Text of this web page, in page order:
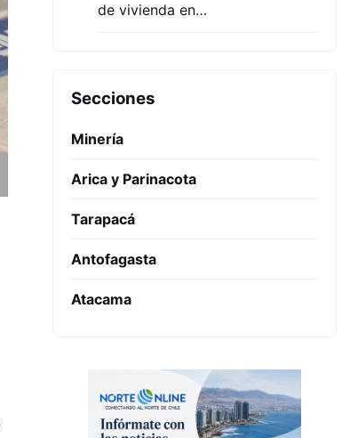
de vivienda en…
Secciones
Minería
Arica y Parinacota
Tarapacá
Antofagasta
Atacama